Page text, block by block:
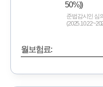
50%))
준법감시인 심
월보험료: